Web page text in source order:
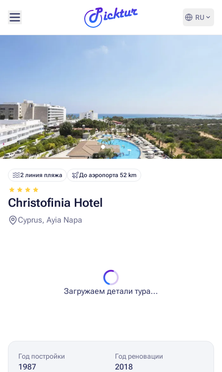
RU
2 линия пляжа До аэропорта 52 km
Christofinia Hotel
Cyprus, Ayia Napa
Загружаем детали тура...
Год постройки
1987
Год реновации
2018